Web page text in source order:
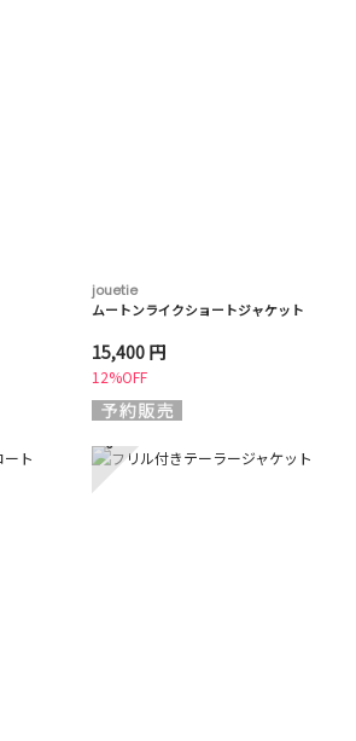
jouetie
ムートンライクショートジャケット
15,400 円
12%OFF
6